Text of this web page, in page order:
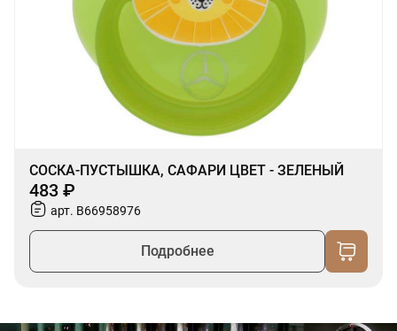
СОСКА-ПУСТЫШКА, САФАРИ ЦВЕТ - ЗЕЛЕНЫЙ
483 ₽
арт. B66958976
Подробнее